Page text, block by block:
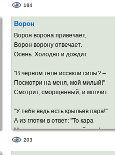
Миниатюрной арфой тонкий нос
Зубов сверкают влагой белых роз.
Порывисто и по-девичьи мило
Ты иногда сбивалась и фолила,
Напоминал мне негой – Нефертити.
В души моей сияющем зените –
* серенада Шуберта
184
Ворон
Ворон ворона привечает,
Ворон ворону отвечает.
Осень. Холодно и дождит.
"В чёрном теле иссякли силы? –
Посмотри на меня, мой милый!"
Смотрит, сморщенный, и молчит.
"У тебя ведь есть крыльев пара!"
А из глотки в ответ: "То кара
Мне – за то, что я птичий жид!
203